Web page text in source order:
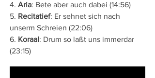
4. Aria: Bete aber auch dabei (14:56)
5. Recitatief: Er sehnet sich nach
unserm Schreien (22:06)
6. Koraal: Drum so laßt uns immerdar
(23:15)